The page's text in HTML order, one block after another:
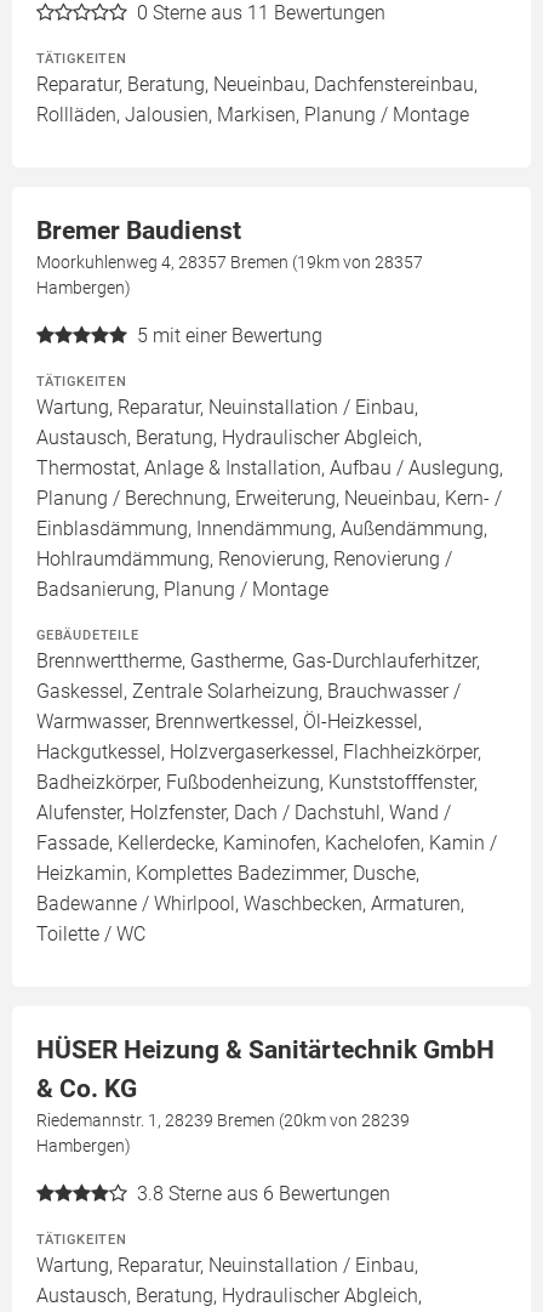
0 Sterne aus 11 Bewertungen
TÄTIGKEITEN
Reparatur, Beratung, Neueinbau, Dachfenstereinbau,
Rollläden, Jalousien, Markisen, Planung / Montage
Bremer Baudienst
Moorkuhlenweg 4, 28357 Bremen (19km von 28357
Hambergen)
5 mit einer Bewertung
TÄTIGKEITEN
Wartung, Reparatur, Neuinstallation / Einbau,
Austausch, Beratung, Hydraulischer Abgleich,
Thermostat, Anlage & Installation, Aufbau / Auslegung,
Planung / Berechnung, Erweiterung, Neueinbau, Kern- /
Einblasdämmung, Innendämmung, Außendämmung,
Hohlraumdämmung, Renovierung, Renovierung /
Badsanierung, Planung / Montage
GEBÄUDETEILE
Brennwerttherme, Gastherme, Gas-Durchlauferhitzer,
Gaskessel, Zentrale Solarheizung, Brauchwasser /
Warmwasser, Brennwertkessel, Öl-Heizkessel,
Hackgutkessel, Holzvergaserkessel, Flachheizkörper,
Badheizkörper, Fußbodenheizung, Kunststofffenster,
Alufenster, Holzfenster, Dach / Dachstuhl, Wand /
Fassade, Kellerdecke, Kaminofen, Kachelofen, Kamin /
Heizkamin, Komplettes Badezimmer, Dusche,
Badewanne / Whirlpool, Waschbecken, Armaturen,
Toilette / WC
HÜSER Heizung & Sanitärtechnik GmbH
& Co. KG
Riedemannstr. 1, 28239 Bremen (20km von 28239
Hambergen)
3.8 Sterne aus 6 Bewertungen
TÄTIGKEITEN
Wartung, Reparatur, Neuinstallation / Einbau,
Austausch, Beratung, Hydraulischer Abgleich,